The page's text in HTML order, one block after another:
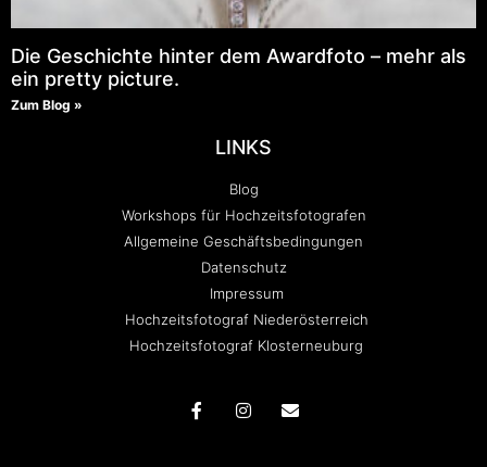
Die Geschichte hinter dem Awardfoto – mehr als
ein pretty picture.
Zum Blog »
LINKS
Blog
Workshops für Hochzeitsfotografen
Allgemeine Geschäftsbedingungen
Datenschutz
Impressum
Hochzeitsfotograf Niederösterreich
Hochzeitsfotograf Klosterneuburg